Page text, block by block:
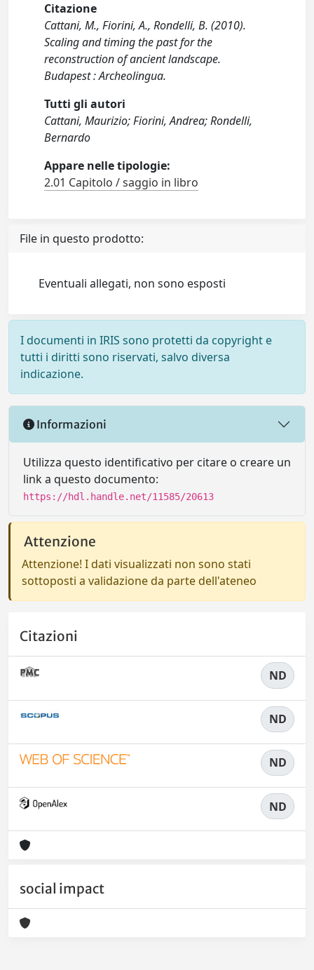
Citazione
Cattani, M., Fiorini, A., Rondelli, B. (2010).
Scaling and timing the past for the
reconstruction of ancient landscape.
Budapest : Archeolingua.
Tutti gli autori
Cattani, Maurizio; Fiorini, Andrea; Rondelli,
Bernardo
Appare nelle tipologie:
2.01 Capitolo / saggio in libro
File in questo prodotto:
Eventuali allegati, non sono esposti
I documenti in IRIS sono protetti da copyright e
tutti i diritti sono riservati, salvo diversa
indicazione.
Informazioni
Utilizza questo identificativo per citare o creare un
link a questo documento:
https://hdl.handle.net/11585/20613
Attenzione
Attenzione! I dati visualizzati non sono stati
sottoposti a validazione da parte dell'ateneo
Citazioni
ND
ND
ND
ND
social impact